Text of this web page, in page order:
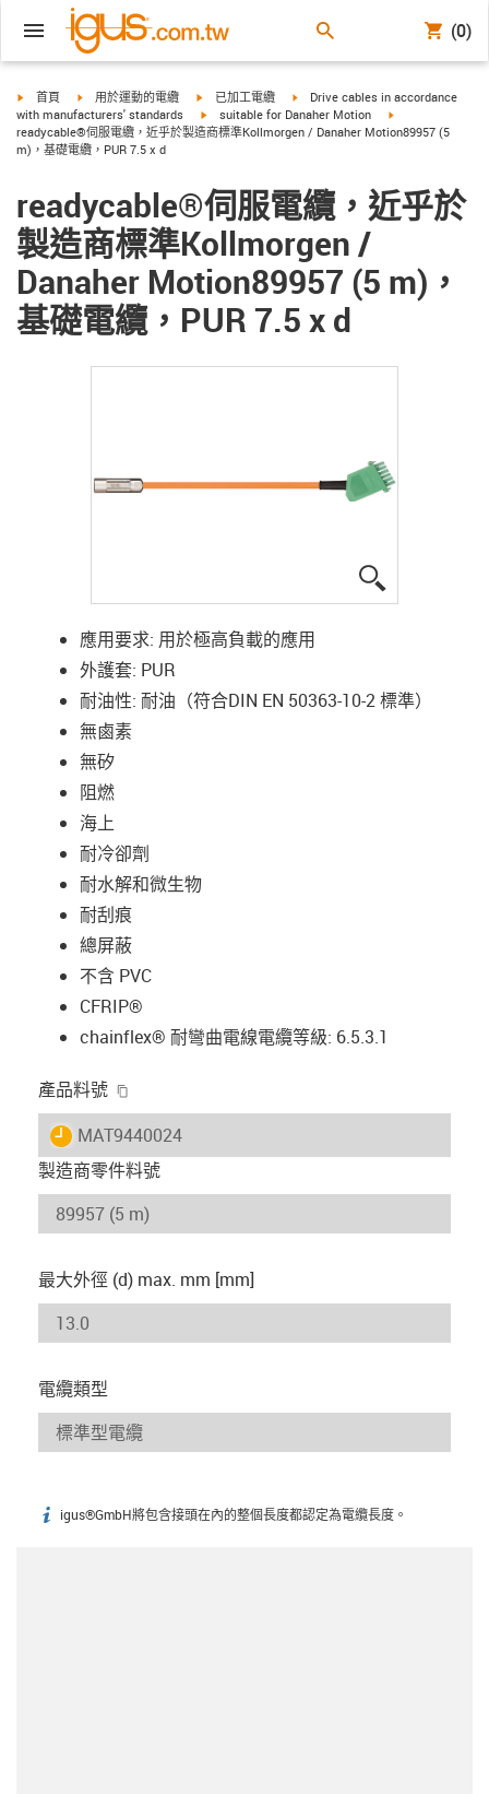
(0)
igus-icon-arrow-right
首頁 igus-icon-arrow-right
用於運動的電纜 igus-icon-arrow-right
已加工電纜 igus-icon-arrow-right
Drive cables in accordance
with manufacturers' standards
igus-icon-arrow-right
suitable for Danaher Motion
readycable®伺服電纜，近乎於製造商標準Kollmorgen / Danaher Motion89957 (5
m)，基礎電纜，PUR 7.5 x d
readycable®伺服電纜，近乎於
製造商標準Kollmorgen /
Danaher Motion89957 (5 m)，
基礎電纜，PUR 7.5 x d
應用要求: 用於極高負載的應用
外護套: PUR
耐油性: 耐油（符合DIN EN 50363-10-2 標準）
無鹵素
無矽
阻燃
海上
耐冷卻劑
耐水解和微生物
耐刮痕
總屏蔽
不含 PVC
CFRIP®
chainflex® 耐彎曲電線電纜等級: 6.5.3.1
產品料號
igus-icon-lieferzeit
MAT9440024
製造商零件料號
最大外徑 (d) max. mm [mm]
電纜類型
igus-icon-info
igus®GmbH將包含接頭在內的整個長度都認定為電纜長度。